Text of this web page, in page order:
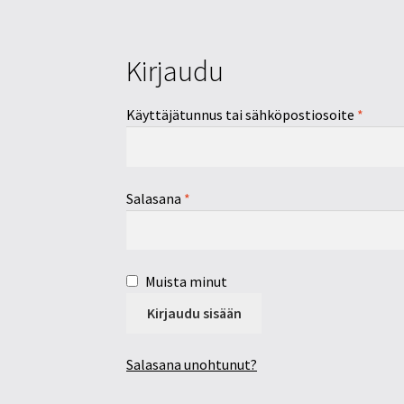
Kirjaudu
Käyttäjätunnus tai sähköpostiosoite *
Salasana *
Muista minut
Kirjaudu sisään
Salasana unohtunut?